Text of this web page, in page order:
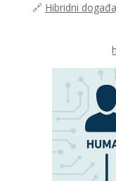
🔗 Hibridni